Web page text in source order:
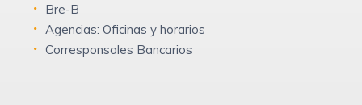
Bre-B
Agencias: Oficinas y horarios
Corresponsales Bancarios